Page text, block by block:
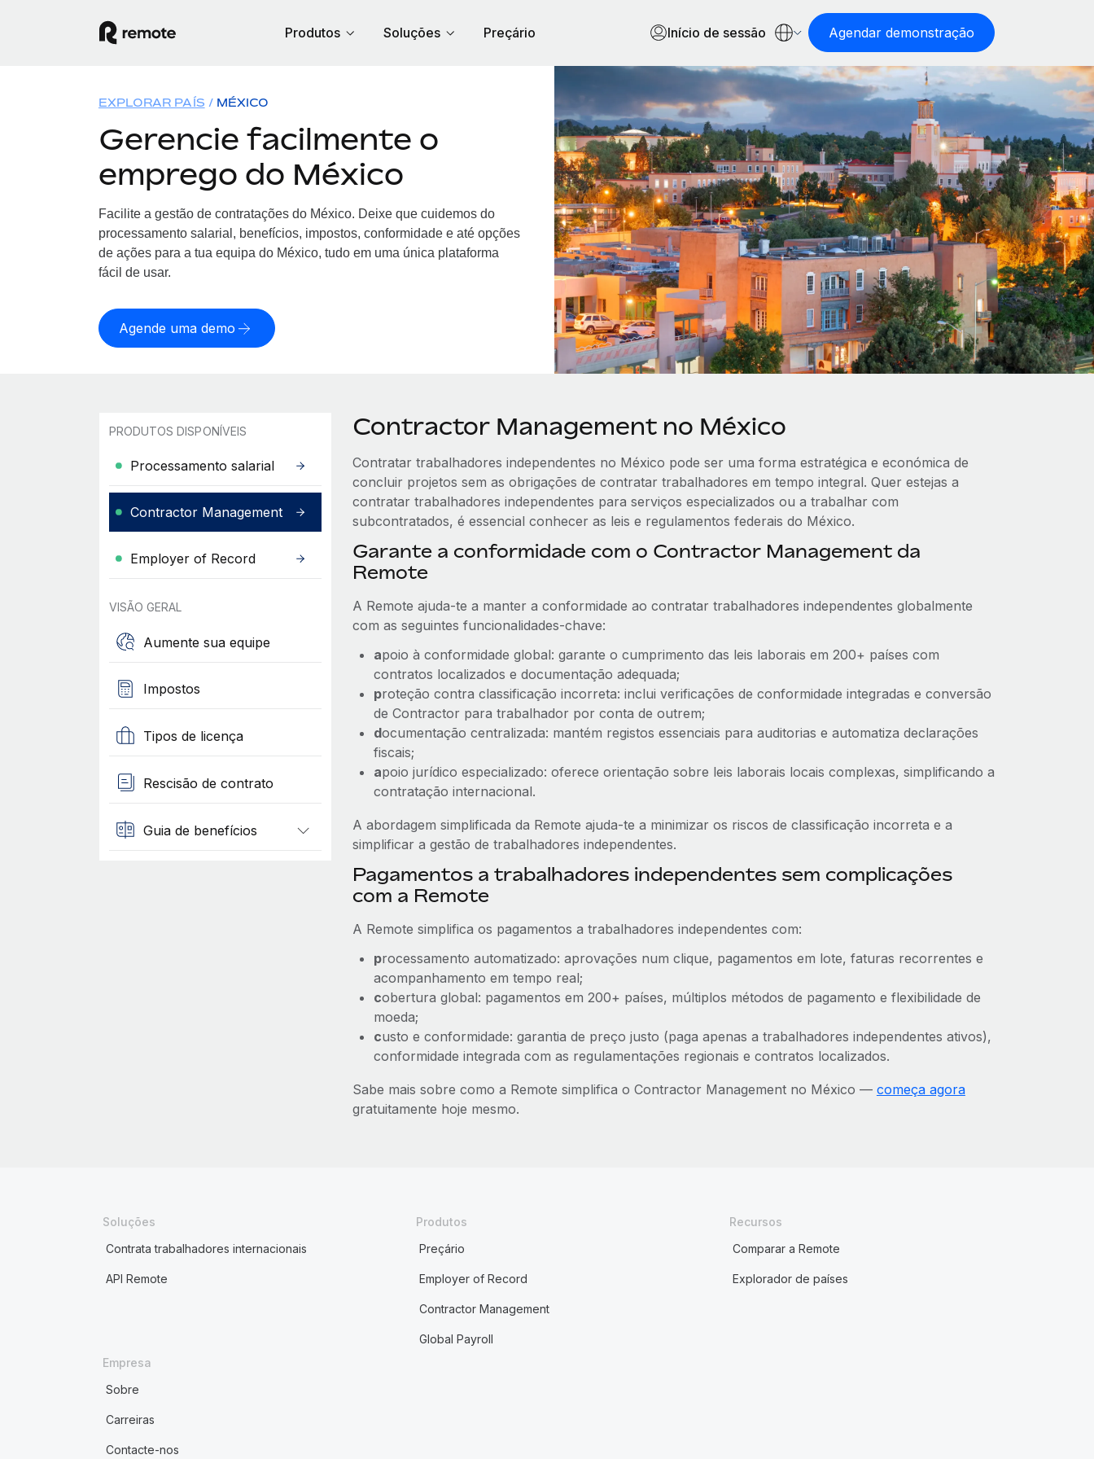
Produtos Soluções Preçário Início de sessão Agendar demonstração
EXPLORAR PAÍS MÉXICO
Gerencie facilmente o
emprego do México
Facilite a gestão de contratações doMéxico. Deixe que cuidemos do
processamento salarial, benefícios, impostos, conformidade e até opções
de ações para a tua equipa doMéxico, tudo em uma única plataforma
fácil de usar.
Agende uma demo
PRODUTOS DISPONÍVEIS
Processamento salarial
Contractor Management
Employer of Record
VISÃO GERAL
Aumente sua equipe
Impostos
Tipos de licença
Rescisão de contrato
Guia de benefícios
Contractor Management no México
Contratar trabalhadores independentes no México pode ser uma forma estratégica e económica de
concluir projetos sem as obrigações de contratar trabalhadores em tempo integral. Quer estejas a
contratar trabalhadores independentes para serviços especializados ou a trabalhar com
subcontratados, é essencial conhecer as leis e regulamentos federais do México.
Garante a conformidade com o Contractor Management da
Remote
A Remote ajuda-te a manter a conformidade ao contratar trabalhadores independentes globalmente
com as seguintes funcionalidades-chave:
apoio à conformidade global: garante o cumprimento das leis laborais em 200+ países com
contratos localizados e documentação adequada;
proteção contra classificação incorreta: inclui verificações de conformidade integradas e conversão
de Contractor para trabalhador por conta de outrem;
documentação centralizada: mantém registos essenciais para auditorias e automatiza declarações
fiscais;
apoio jurídico especializado: oferece orientação sobre leis laborais locais complexas, simplificando a
contratação internacional.
A abordagem simplificada da Remote ajuda-te a minimizar os riscos de classificação incorreta e a
simplificar a gestão de trabalhadores independentes.
Pagamentos a trabalhadores independentes sem complicações
com a Remote
A Remote simplifica os pagamentos a trabalhadores independentes com:
processamento automatizado: aprovações num clique, pagamentos em lote, faturas recorrentes e
acompanhamento em tempo real;
cobertura global: pagamentos em 200+ países, múltiplos métodos de pagamento e flexibilidade de
moeda;
custo e conformidade: garantia de preço justo (paga apenas a trabalhadores independentes ativos),
conformidade integrada com as regulamentações regionais e contratos localizados.
Sabe mais sobre como a Remote simplifica o Contractor Management no México — começa agora
gratuitamente hoje mesmo.
Soluções
Contrata trabalhadores internacionais
API Remote
Produtos
Preçário
Employer of Record
Contractor Management
Global Payroll
Recursos
Comparar a Remote
Explorador de países
Empresa
Sobre
Carreiras
Contacte-nos